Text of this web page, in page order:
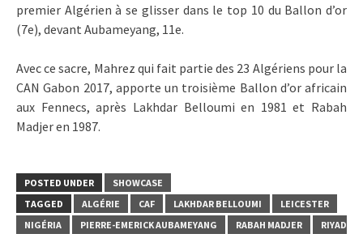
premier Algérien à se glisser dans le top 10 du Ballon d’or
(7e), devant Aubameyang, 11e.
Avec ce sacre, Mahrez qui fait partie des 23 Algériens pour la
CAN Gabon 2017, apporte un troisième Ballon d’or africain
aux Fennecs, après Lakhdar Belloumi en 1981 et Rabah
Madjer en 1987.
POSTED UNDER
SHOWCASE
TAGGED
ALGÉRIE CAF LAKHDAR BELLOUMI
LEICESTER
NIGÉRIA
PIERRE-EMERICK AUBAMEYANG RABAH MADJER
RIYAD